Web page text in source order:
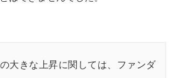
大きな上昇に関しては、ファンダ